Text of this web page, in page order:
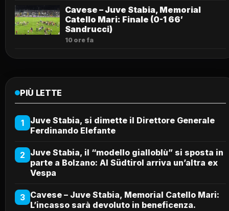
Cavese – Juve Stabia, Memorial
Catello Mari: Finale (0-1 66′
Sandrucci)
10 ore fa
PIÙ LETTE
1
Juve Stabia, si dimette il Direttore Generale
Ferdinando Elefante
2 Juve Stabia, il “modello gialloblù” si sposta in
parte a Bolzano: Al Südtirol arriva un’altra ex
Vespa
3 Cavese – Juve Stabia, Memorial Catello Mari:
L’incasso sarà devoluto in beneficenza.